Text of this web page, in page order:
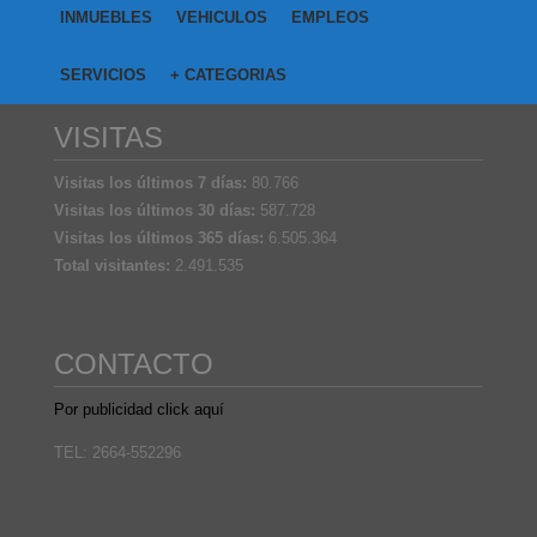
INMUEBLES VEHICULOS EMPLEOS
SERVICIOS + CATEGORIAS
VISITAS
Visitas los últimos 7 días: 80.766
Visitas los últimos 30 días: 587.728
Visitas los últimos 365 días: 6.505.364
Total visitantes: 2.491.535
CONTACTO
Por publicidad click aquí
TEL: 2664-552296